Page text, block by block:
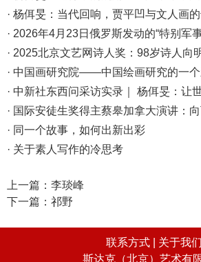
· 杨佴旻：当代回响，贾平凹与文人画
· 中国画研究院——中国绘画研究的一
· 中新社东西问采访实录｜ 杨佴旻：让
· 同一个故事，如何出新出彩
· 关于素人写作的冷思考
上一篇： 李琰峰
下一篇： 祁野
联系方式 | 关于我们
斯达克（北京）艺术有